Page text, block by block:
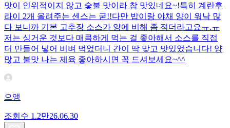
맛이 인위적이지 않고 숯불 맛이라 참 맛있네요~!특히 계란후
라이 2개 올려주는 센스는 굳!! ​다만 밥이랑 야채 양이 워낙 많
다 보니까 기본 고추장 소스가 양에 비해 좀 적더라고요ㅠ.ㅠ
저는 싱거운 것보다 매콤하게 먹는 걸 좋아해서 소스를 직접
더 만들어 넣어 비벼 먹었더니 간이 딱 맞고 맛있었습니다! 양
많고 불맛 나는 제육 좋아하시면 꼭 드셔보세요~^^
으앵
조회수 1.2만26.06.30